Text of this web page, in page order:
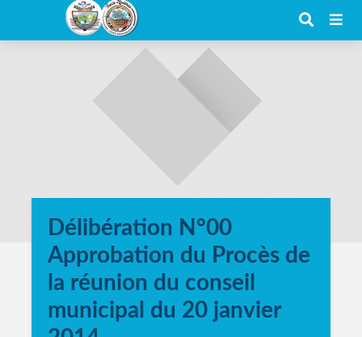
Délibération N°00
Approbation du Procès de
la réunion du conseil
municipal du 20 janvier